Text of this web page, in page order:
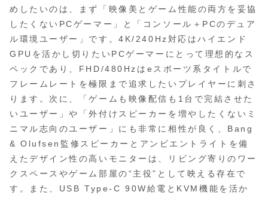
めしたいのは、まず「映像美とゲーム性能の両方を妥協
したくないPCゲーマー」と「コンソール＋PCのデュア
ル環境ユーザー」です。4K/240Hz対応はハイエンド
GPUを活かし切りたいPCゲーマーにとって理想的なス
ペックであり、FHD/480Hzはeスポーツ系タイトルで
フレームレートを極限まで追求したいプレイヤーに刺さ
ります。次に、「ゲームも映像配信も1台で完結させた
いユーザー」や「外付けスピーカーを増やしたくないミ
ニマル志向のユーザー」にも非常に相性が良く、Bang
& Olufsen監修スピーカーとアンビエントライトを備
えたデザイン性の高いモニターは、リビング寄りのワー
クスペースやゲーム部屋の“主役”として映える存在で
す。また、USB Type-C 90W給電とKVM機能を活か